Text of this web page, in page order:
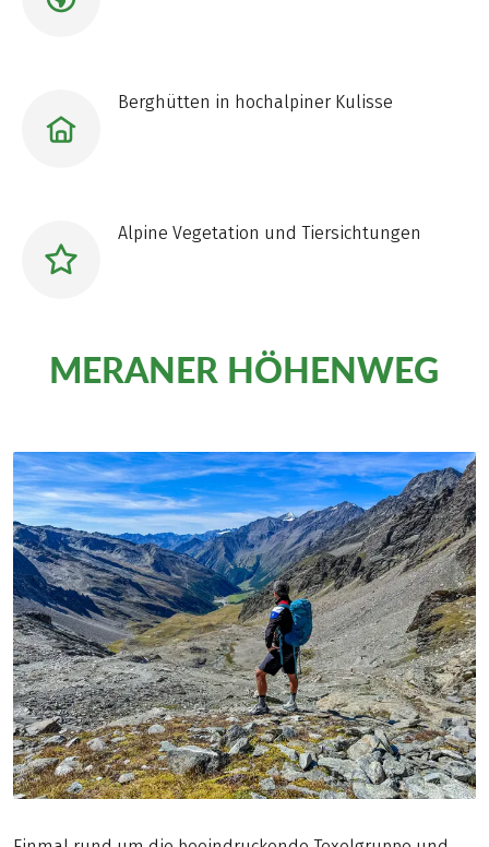
Berghütten in hochalpiner Kulisse
Alpine Vegetation und Tiersichtungen
MERANER HÖHENWEG